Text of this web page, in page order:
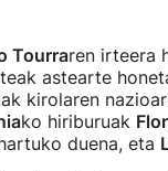
Tourraren irteera
astearte
kirolaren
ko hiriburuak
duena, eta